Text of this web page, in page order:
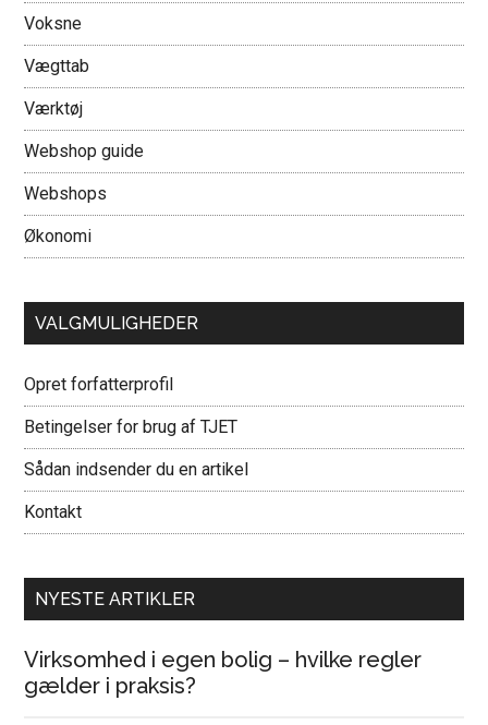
Voksne
Vægttab
Værktøj
Webshop guide
Webshops
Økonomi
VALGMULIGHEDER
Opret forfatterprofil
Betingelser for brug af TJET
Sådan indsender du en artikel
Kontakt
NYESTE ARTIKLER
Virksomhed i egen bolig – hvilke regler
gælder i praksis?